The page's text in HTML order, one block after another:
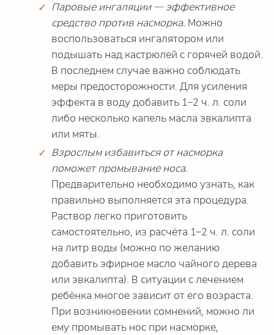
Паровые ингаляции — эффективное
средство против насморка. Можно
воспользоваться ингалятором или
подышать над кастрюлей с горячей водой.
В последнем случае важно соблюдать
меры предосторожности. Для усиления
эффекта в воду добавить 1–2 ч. л. соли
либо несколько капель масла эвкалипта
или мяты.
Взрослым избавиться от насморка
поможет промывание носа.
Предварительно необходимо узнать, как
правильно выполняется эта процедура.
Раствор легко приготовить
самостоятельно, из расчёта 1–2 ч. л. соли
на литр воды (можно по желанию
добавить эфирное масло чайного дерева
или эвкалипта). В ситуации с лечением
ребёнка многое зависит от его возраста.
При возникновении сомнений, можно ли
ему промывать нос при насморке,